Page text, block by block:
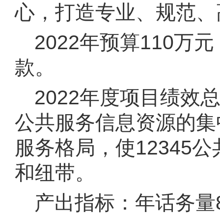
心，打造专业、规范
2022年预算110万
款。
2022年度项目绩效
公共服务信息资源的
服务格局，使12345
和纽带。
产出指标：年话务